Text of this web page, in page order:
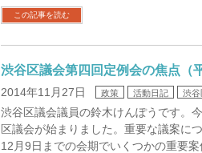
この記事を読む
渋谷区議会第四回定例会の焦点（
2014年11月27日 政策 活動日記 渋谷
渋谷区議会議員の鈴木けんぽうです。
区議会が始まりました。重要な議案に
12月9日までの会期でいくつかの重要